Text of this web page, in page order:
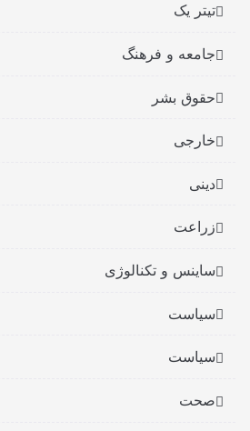
تیتر یک
جامعه و فرهنگ
حقوق بشر
خارجی
دینی
زراعت
ساینس و تکنالوژی
سیاست
سیاست
صحت